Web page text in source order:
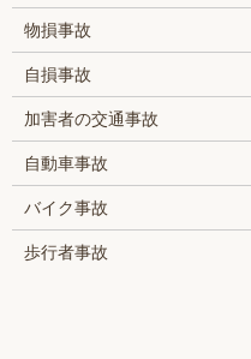
物損事故
自損事故
加害者の交通事故
自動車事故
バイク事故
歩行者事故